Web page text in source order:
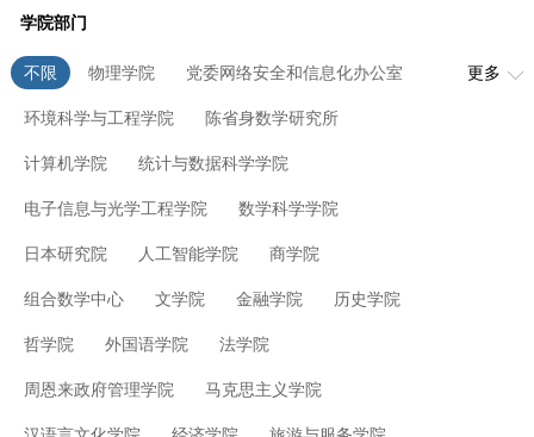
学院部门
不限 物理学院 党委网络安全和信息化办公室
环境科学与工程学院 陈省身数学研究所
计算机学院 统计与数据科学学院
电子信息与光学工程学院 数学科学学院
日本研究院 人工智能学院 商学院
组合数学中心 文学院 金融学院 历史学院
哲学院 外国语学院 法学院
周恩来政府管理学院 马克思主义学院
更多